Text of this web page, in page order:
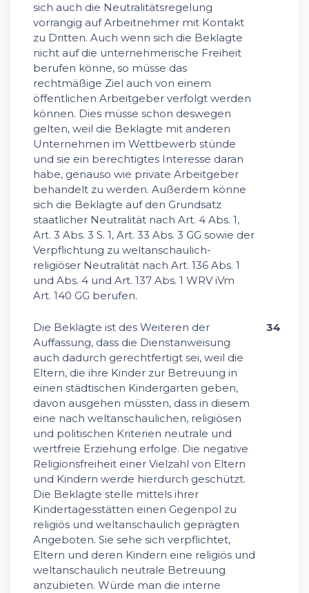
sich auch die Neutralitätsregelung
vorrangig auf Arbeitnehmer mit Kontakt
zu Dritten. Auch wenn sich die Beklagte
nicht auf die unternehmerische Freiheit
berufen könne, so müsse das
rechtmäßige Ziel auch von einem
öffentlichen Arbeitgeber verfolgt werden
können. Dies müsse schon deswegen
gelten, weil die Beklagte mit anderen
Unternehmen im Wettbewerb stünde
und sie ein berechtigtes Interesse daran
habe, genauso wie private Arbeitgeber
behandelt zu werden. Außerdem könne
sich die Beklagte auf den Grundsatz
staatlicher Neutralität nach Art. 4 Abs. 1,
Art. 3 Abs. 3 S. 1, Art. 33 Abs. 3 GG sowie der
Verpflichtung zu weltanschaulich-
religiöser Neutralität nach Art. 136 Abs. 1
und Abs. 4 und Art. 137 Abs. 1 WRV iVm
Art. 140 GG berufen.
Die Beklagte ist des Weiteren der
Auffassung, dass die Dienstanweisung
auch dadurch gerechtfertigt sei, weil die
Eltern, die ihre Kinder zur Betreuung in
einen städtischen Kindergarten geben,
davon ausgehen müssten, dass in diesem
eine nach weltanschaulichen, religiösen
und politischen Kriterien neutrale und
wertfreie Erziehung erfolge. Die negative
Religionsfreiheit einer Vielzahl von Eltern
und Kindern werde hierdurch geschützt.
Die Beklagte stelle mittels ihrer
Kindertagesstätten einen Gegenpol zu
religiös und weltanschaulich geprägten
Angeboten. Sie sehe sich verpflichtet,
Eltern und deren Kindern eine religiös und
weltanschaulich neutrale Betreuung
anzubieten. Würde man die interne
34